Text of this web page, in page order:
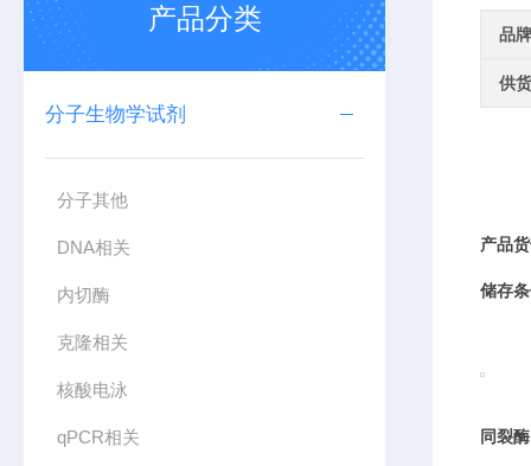
产品分类
分子生物学试剂
分子其他
DNA相关
内切酶
克隆相关
核酸电泳
qPCR相关
品牌
供
产品
储存
同裂